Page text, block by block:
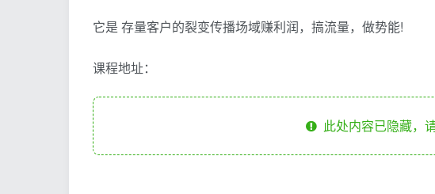
它是 存量客户的裂变传播场域赚利润，搞流量，做势能!
课程地址：
此处内容已隐藏，